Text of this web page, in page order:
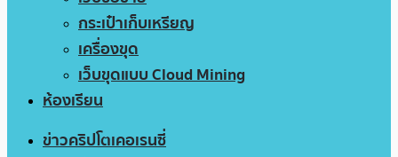
กระเป๋าเก็บเหรียญ
เครื่องขุด
เว็บขุดแบบ Cloud Mining
ห้องเรียน
ข่าวคริปโตเคอเรนซี่